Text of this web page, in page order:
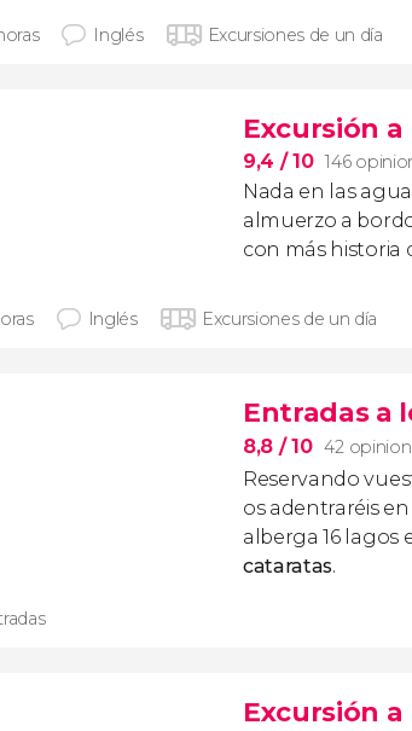
Inglés Excursiones de un día
Excursión
9,4 / 10 146
Nada en las
almuerzo a
con más historia
Inglés Excursiones de un día
Entradas a
8,8 / 10 42
Reservando
os adentraréis
alberga 16 lagos
cataratas.
Excursión a